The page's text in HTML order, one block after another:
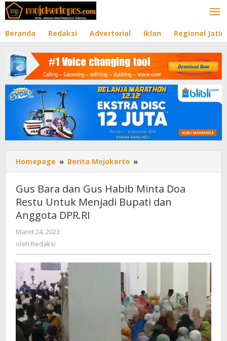
Lewati
ke
Beranda Redaksi Advertorial Iklan Regional Jatim
Homepage » Berita Mojokerto »
Bara
Gus
Habib
Menjadi
Anggota
DPR.RI
Gus Bara dan Gus Habib Minta Doa
Restu Untuk Menjadi Bupati dan
Anggota DPR.RI
Maret 24, 2023
oleh Redaksi